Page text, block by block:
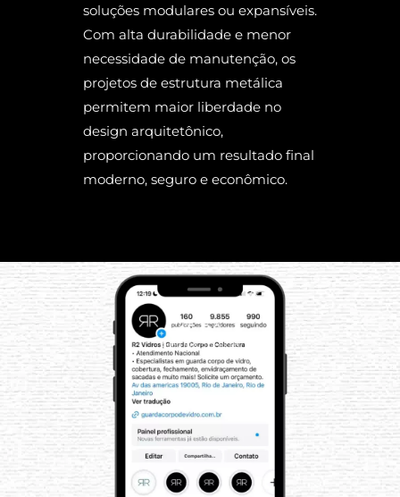
soluções modulares ou expansíveis.
Com alta durabilidade e menor
necessidade de manutenção, os
projetos de estrutura metálica
permitem maior liberdade no
design arquitetônico,
proporcionando um resultado final
moderno, seguro e econômico.